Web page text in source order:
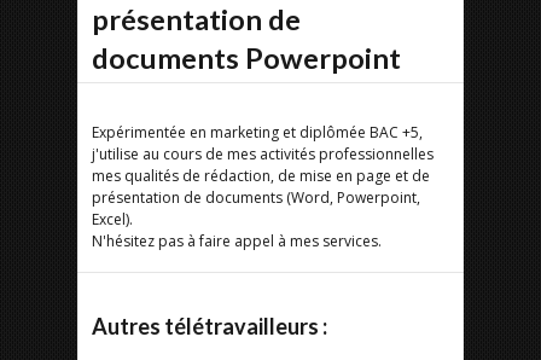
présentation de
documents Powerpoint
Expérimentée en marketing et diplômée BAC +5,
j'utilise au cours de mes activités professionnelles
mes qualités de rédaction, de mise en page et de
présentation de documents (Word, Powerpoint,
Excel).
N'hésitez pas à faire appel à mes services.
Autres télétravailleurs :